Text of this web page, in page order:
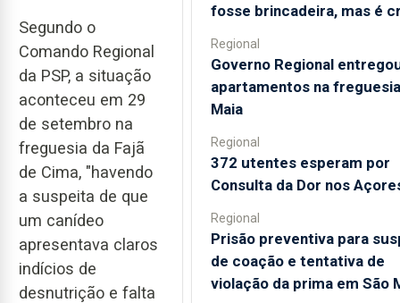
Segundo o
Comando Regional
da PSP, a situação
aconteceu em 29
de setembro na
freguesia da Fajã
de Cima, "havendo
a suspeita de que
um canídeo
apresentava claros
indícios de
desnutrição e falta
fosse brincadeira, mas é
Regional
Governo Regional
apartamentos na
Maia
Regional
372 utentes esperam por
Consulta da Dor nos
Regional
Prisão preventiva para
de coação e tentativa de
violação da prima em São